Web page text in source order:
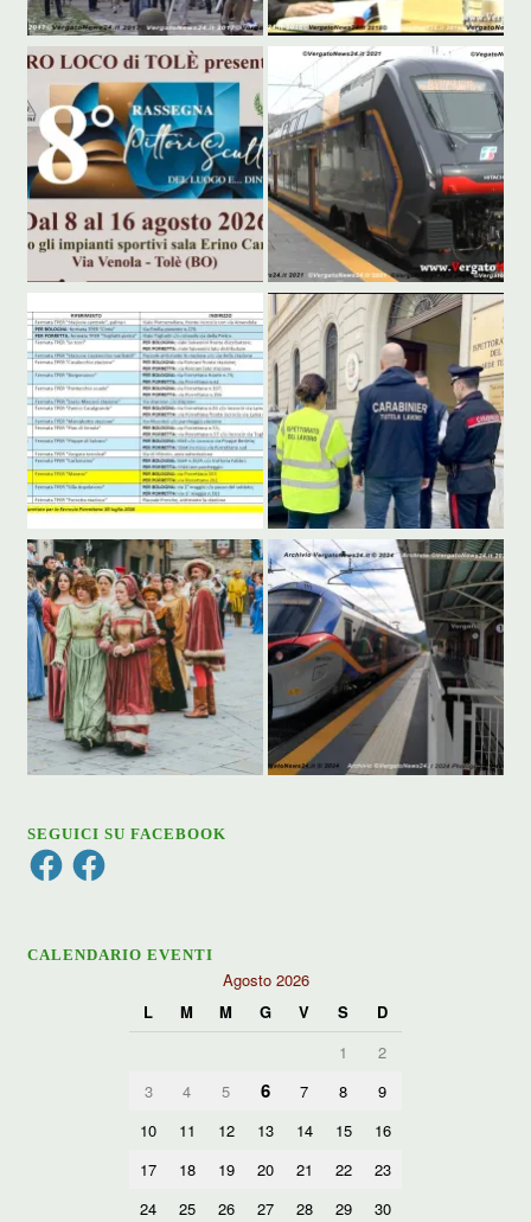
SEGUICI SU FACEBOOK
FacebookFacebook
CALENDARIO EVENTI
Agosto 2026
L
M M G V S
D
1
2
3
4 5 6 7 8
9
10
11 12 13 14 15
16
17
18 19 20 21 22
23
24
25 26 27 28 29
30